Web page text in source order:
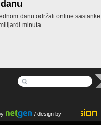
danu održali online sastanke
minuta.
/ design by